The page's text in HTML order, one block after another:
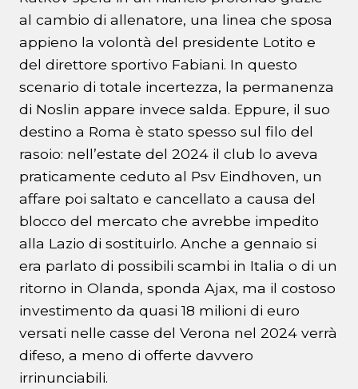
al cambio di allenatore, una linea che sposa
appieno la volontà del presidente Lotito e
del direttore sportivo Fabiani. In questo
scenario di totale incertezza, la permanenza
di Noslin appare invece salda. Eppure, il suo
destino a Roma è stato spesso sul filo del
rasoio: nell’estate del 2024 il club lo aveva
praticamente ceduto al Psv Eindhoven, un
affare poi saltato e cancellato a causa del
blocco del mercato che avrebbe impedito
alla Lazio di sostituirlo. Anche a gennaio si
era parlato di possibili scambi in Italia o di un
ritorno in Olanda, sponda Ajax, ma il costoso
investimento da quasi 18 milioni di euro
versati nelle casse del Verona nel 2024 verrà
difeso, a meno di offerte davvero
irrinunciabili.